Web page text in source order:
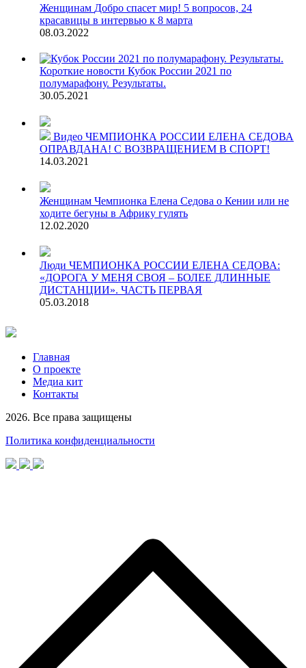
Женщинам Добро спасет мир! 5 вопросов, 24
красавицы в интервью к 8 марта
08.03.2022
Короткие новости Кубок России 2021 по
полумарафону. Результаты.
30.05.2021
Видео ЧЕМПИОНКА РОССИИ ЕЛЕНА СЕДОВА
ОПРАВДАНА! С ВОЗВРАЩЕНИЕМ В СПОРТ!
14.03.2021
Женщинам Чемпионка Елена Седова о Кении или не
ходите бегуны в Африку гулять
12.02.2020
Люди ЧЕМПИОНКА РОССИИ ЕЛЕНА СЕДОВА:
«ДОРОГА У МЕНЯ СВОЯ – БОЛЕЕ ДЛИННЫЕ
ДИСТАНЦИИ». ЧАСТЬ ПЕРВАЯ
05.03.2018
Главная
О проекте
Медиа кит
Контакты
2026. Все права защищены
Политика конфиденциальности